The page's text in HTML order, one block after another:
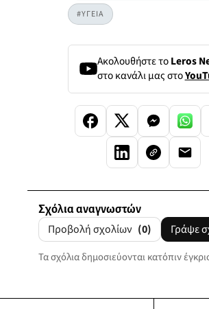
#ΥΓΕΙΑ
Ακολουθήστε τοLeros
στο κανάλι μας στο
Σχόλια αναγνωστών
Προβολή σχολίων (0) Γράψε
Τα σχόλια δημοσιεύονται κατόπιν